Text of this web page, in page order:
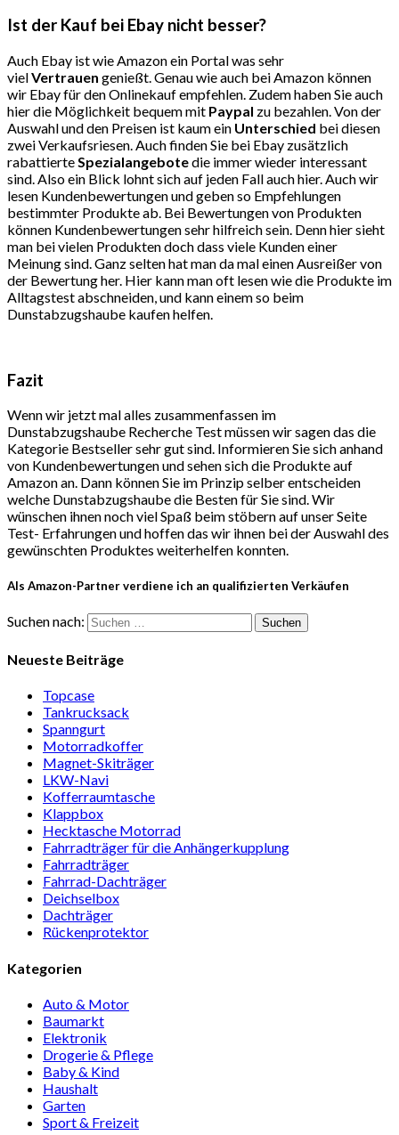
Ist der Kauf bei Ebay nicht besser?
Auch Ebay ist wie Amazon ein Portal was sehr
vielVertrauen genießt. Genau wie auch bei Amazon können
wir Ebay für den Onlinekauf empfehlen. Zudem haben Sie auch
hier die Möglichkeit bequem mit Paypal zu bezahlen. Von der
Auswahl und den Preisen ist kaum ein Unterschied bei diesen
zwei Verkaufsriesen. Auch finden Sie bei Ebay zusätzlich
rabattierteSpezialangebotedie immer wieder interessant
sind. Also ein Blick lohnt sich auf jeden Fall auch hier. Auch wir
lesen Kundenbewertungen und geben so Empfehlungen
bestimmter Produkte ab. Bei Bewertungen von Produkten
können Kundenbewertungen sehr hilfreich sein. Denn hier sieht
man bei vielen Produkten doch dass viele Kunden einer
Meinung sind. Ganz selten hat man da mal einen Ausreißer von
der Bewertung her. Hier kann man oft lesen wie die Produkte im
Alltagstest abschneiden, und kann einem so beim
Dunstabzugshaube kaufen helfen.
Fazit
Wenn wir jetzt mal alles zusammenfassen im
Dunstabzugshaube Recherche Test müssen wir sagen das die
Kategorie Bestseller sehr gut sind. Informieren Sie sich anhand
von Kundenbewertungen und sehen sich die Produkte auf
Amazon an. Dann können Sie im Prinzip selber entscheiden
welche Dunstabzugshaube die Besten für Sie sind. Wir
wünschen ihnen noch viel Spaß beim stöbern auf unser Seite
Test- Erfahrungen und hoffen das wir ihnen bei der Auswahl des
gewünschten Produktes weiterhelfen konnten.
Als Amazon-Partner verdiene ich an qualifizierten Verkäufen
Suchen nach:
Neueste Beiträge
Topcase
Tan­kruck­sack
Spann­gurt
Motor­rad­koffer
Magnet-Ski­träger
LKW-Navi
Kof­fer­raum­ta­sche
Klappbox
Heck­ta­sche Motorrad
Fahr­rad­träger für die Anhän­ger­kup­p­lung
Fahr­rad­träger
Fahrrad-Dach­träger
Deich­selbox
Dach­träger
Rücken­pro­tektor
Kategorien
Auto & Motor
Baumarkt
Elektronik
Drogerie & Pflege
Baby & Kind
Haushalt
Garten
Sport & Freizeit